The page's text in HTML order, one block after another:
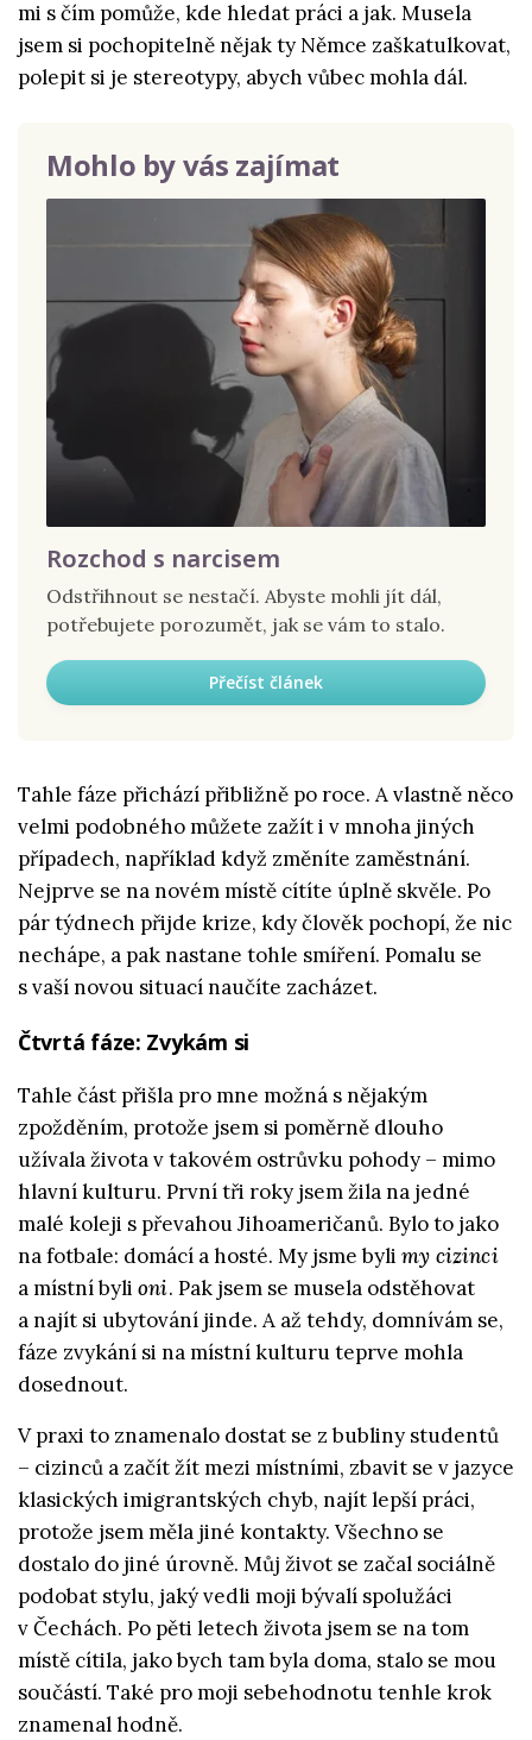
mi s čím pomůže, kde hledat práci a jak. Musela
jsem si pochopitelně nějak ty Němce zaškatulkovat,
polepit si je stereotypy, abych vůbec mohla dál.
Mohlo by vás zajímat
Rozchod s narcisem
Odstřihnout se nestačí. Abyste mohli jít dál,
potřebujete porozumět, jak se vám to stalo.
Přečíst článek
Tahle fáze přichází přibližně po roce. A vlastně něco
velmi podobného můžete zažít i v mnoha jiných
případech, například když změníte zaměstnání.
Nejprve se na novém místě cítíte úplně skvěle. Po
pár týdnech přijde krize, kdy člověk pochopí, že nic
nechápe, a pak nastane tohle smíření. Pomalu se
s vaší novou situací naučíte zacházet.
Čtvrtá fáze: Zvykám si
Tahle část přišla pro mne možná s nějakým
zpožděním, protože jsem si poměrně dlouho
užívala života v takovém ostrůvku pohody – mimo
hlavní kulturu. První tři roky jsem žila na jedné
malé koleji s převahou Jihoameričanů. Bylo to jako
na fotbale: domácí a hosté. My jsme byli my cizinci
a místní byli oni. Pak jsem se musela odstěhovat
a najít si ubytování jinde. A až tehdy, domnívám se,
fáze zvykání si na místní kulturu teprve mohla
dosednout.
V praxi to znamenalo dostat se z bubliny studentů
– cizinců a začít žít mezi místními, zbavit se v jazyce
klasických imigrantských chyb, najít lepší práci,
protože jsem měla jiné kontakty. Všechno se
dostalo do jiné úrovně. Můj život se začal sociálně
podobat stylu, jaký vedli moji bývalí spolužáci
v Čechách. Po pěti letech života jsem se na tom
místě cítila, jako bych tam byla doma, stalo se mou
součástí. Také pro moji sebehodnotu tenhle krok
znamenal hodně.